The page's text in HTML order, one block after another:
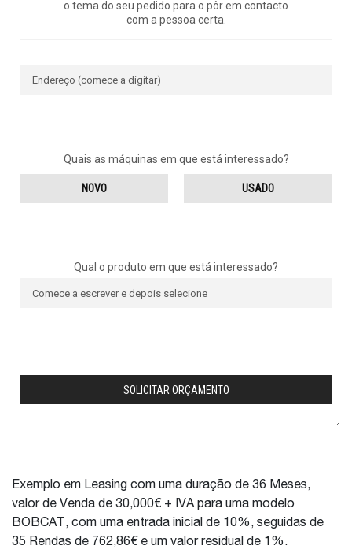
Exemplo em Leasing com uma duração de 36 Meses,
valor de Venda de 30,000€ + IVA para uma modelo
BOBCAT, com uma entrada inicial de 10%, seguidas de
35 Rendas de 762,86€ e um valor residual de 1%.